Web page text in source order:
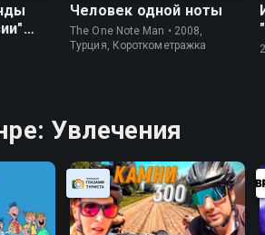
Человек одной ноты
The One Note Man • 2008,
Турция, Короткометражка
Увлечения